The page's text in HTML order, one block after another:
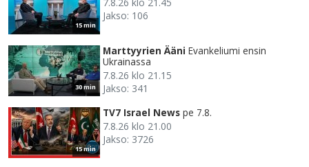
15 min
7.8.26 klo 21.45
Jakso: 106
30 min
Marttyyrien Ääni Evankeliumi ensin
Ukrainassa
7.8.26 klo 21.15
Jakso: 341
15 min
TV7 Israel News pe 7.8.
7.8.26 klo 21.00
Jakso: 3726